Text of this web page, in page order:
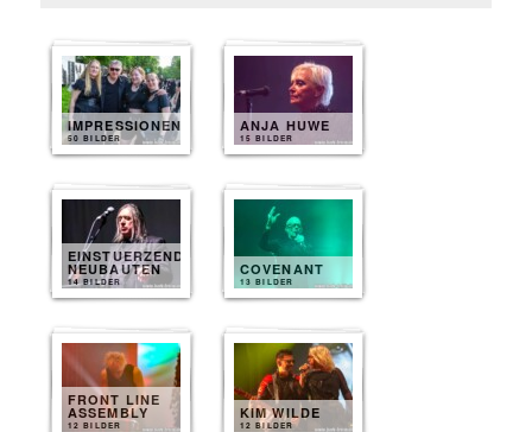
IMPRESSIONEN
50 BILDER
ANJA HUWE
15 BILDER
EINSTUERZENDE
NEUBAUTEN
14 BILDER
COVENANT
13 BILDER
FRONT LINE
ASSEMBLY
12 BILDER
KIM WILDE
12 BILDER